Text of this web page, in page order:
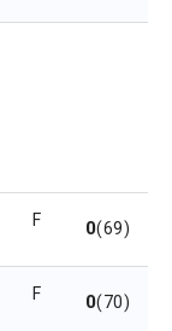
F 0(69)
F 0(70)